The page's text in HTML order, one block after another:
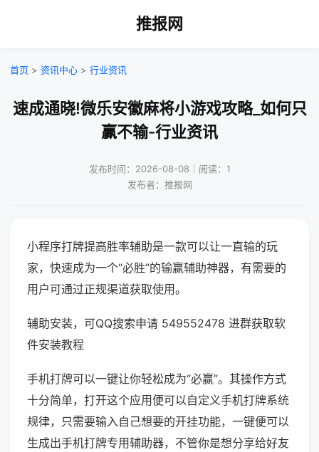
推报网
首页 > 资讯中心 > 行业资讯
速成通晓!微乐安徽麻将小游戏攻略_如何只
赢不输-行业资讯
发布时间：2026-08-08｜阅读：1
发布者：推报网
小程序打牌提高胜率辅助是一款可以让一直输的玩
家，快速成为一个“必胜”的输赢辅助神器，有需要的
用户可通过正规渠道获取使用。
辅助安装，可QQ搜索申请 549552478 进群获取软
件安装教程
手机打牌可以一键让你轻松成为“必赢”。其操作方式
十分简单，打开这个应用便可以自定义手机打牌系统
规律，只需要输入自己想要的开挂功能，一键便可以
生成出手机打牌专用辅助器，不管你是想分享给好友